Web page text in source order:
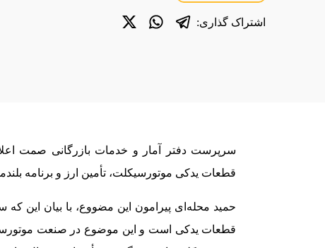
اشتراک گذاری:
سرپرست دفتر آمار و خدمات بازرگانی صمت
قطعات یدکی موتورسیکلت، تأمین ارز و برنامه
حمید محله‌ای پیرامون این مضووع، با بیان این
قطعات یدکی است و این موضوع در صنعت